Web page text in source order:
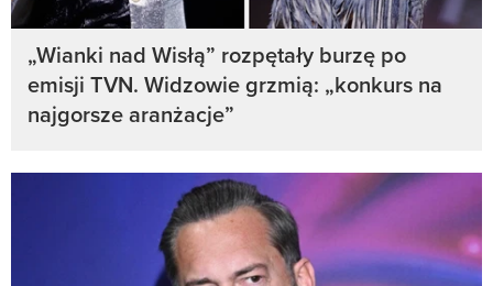
„Wianki nad Wisłą” rozpętały burzę po
emisji TVN. Widzowie grzmią: „konkurs na
najgorsze aranżacje”